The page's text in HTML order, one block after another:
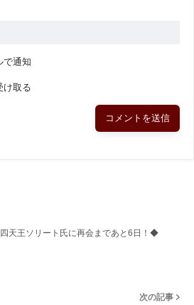
で通知
け取る
天王ソリート氏に再会まであと6日！◆
次の記事